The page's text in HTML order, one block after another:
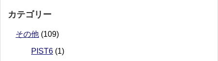
カテゴリー
その他 (109)
PIST6 (1)